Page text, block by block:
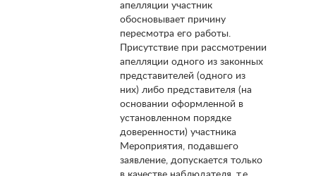
апелляции участник
обосновывает причину
пересмотра его работы.
Присутствие при рассмотрении
апелляции одного из законных
представителей (одного из
них) либо представителя (на
основании оформленной в
установленном порядке
доверенности) участника
Мероприятия, подавшего
заявление, допускается только